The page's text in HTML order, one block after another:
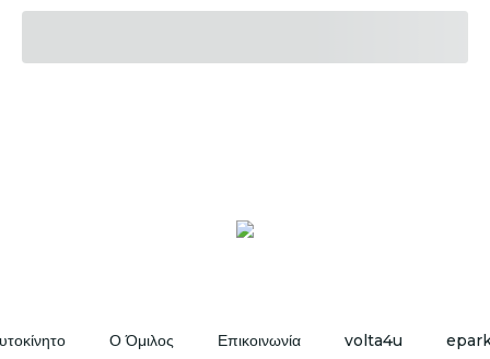
Ο Όμιλος Επικοινωνία volta4u